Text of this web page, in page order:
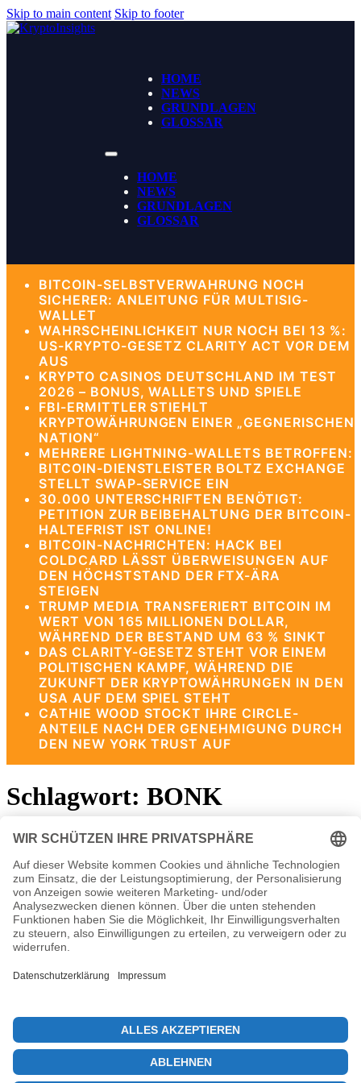
Skip to main content Skip to footer
HOME
NEWS
GRUNDLAGEN
GLOSSAR
HOME
NEWS
GRUNDLAGEN
GLOSSAR
BITCOIN-SELBSTVERWAHRUNG NOCH
SICHERER: ANLEITUNG FÜR MULTISIG-
WALLET
WAHRSCHEINLICHKEIT NUR NOCH BEI 13 %:
US-KRYPTO-GESETZ CLARITY ACT VOR DEM
AUS
KRYPTO CASINOS DEUTSCHLAND IM TEST
2026 – BONUS, WALLETS UND SPIELE
FBI-ERMITTLER STIEHLT
KRYPTOWÄHRUNGEN EINER „GEGNERISCHEN
NATION“
MEHRERE LIGHTNING-WALLETS BETROFFEN:
BITCOIN-DIENSTLEISTER BOLTZ EXCHANGE
STELLT SWAP-SERVICE EIN
30.000 UNTERSCHRIFTEN BENÖTIGT:
PETITION ZUR BEIBEHALTUNG DER BITCOIN-
HALTEFRIST IST ONLINE!
BITCOIN-NACHRICHTEN: HACK BEI
COLDCARD LÄSST ÜBERWEISUNGEN AUF
DEN HÖCHSTSTAND DER FTX-ÄRA
STEIGEN
TRUMP MEDIA TRANSFERIERT BITCOIN IM
WERT VON 165 MILLIONEN DOLLAR,
WÄHREND DER BESTAND UM 63 % SINKT
DAS CLARITY-GESETZ STEHT VOR EINEM
POLITISCHEN KAMPF, WÄHREND DIE
ZUKUNFT DER KRYPTOWÄHRUNGEN IN DEN
USA AUF DEM SPIEL STEHT
CATHIE WOOD STOCKT IHRE CIRCLE-
ANTEILE NACH DER GENEHMIGUNG DURCH
DEN NEW YORK TRUST AUF
Schlagwort: BONK
Preissteigerung
Kryptomarkt Rückgang Juli: Bitcoin und
Altcoins schwach
26. Juli 2025
gleichermaßen alarmiert, da die letzten Wochen von einer
© 2026 KryptoInsights.de
ImpressumDatenschutz